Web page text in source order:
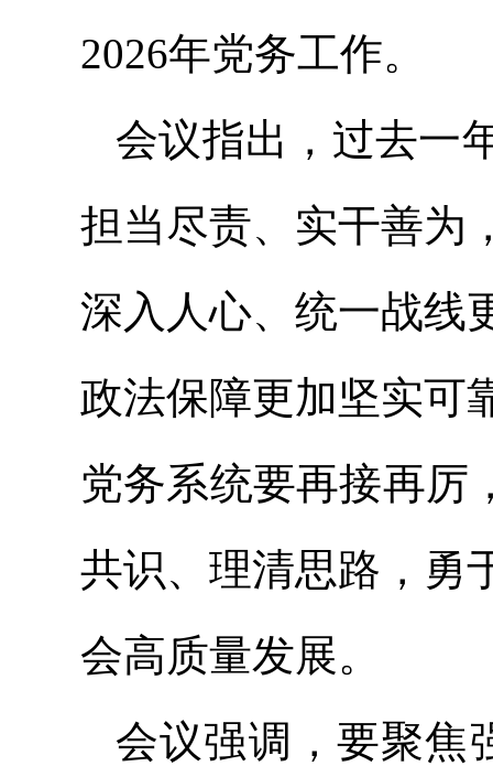
2026年党务工作。
会议指出，过去一
担当尽责、实干善为
深入人心、统一战线
政法保障更加坚实可
党务系统要再接再厉
共识、理清思路，勇
会高质量发展。
会议强调，要聚焦